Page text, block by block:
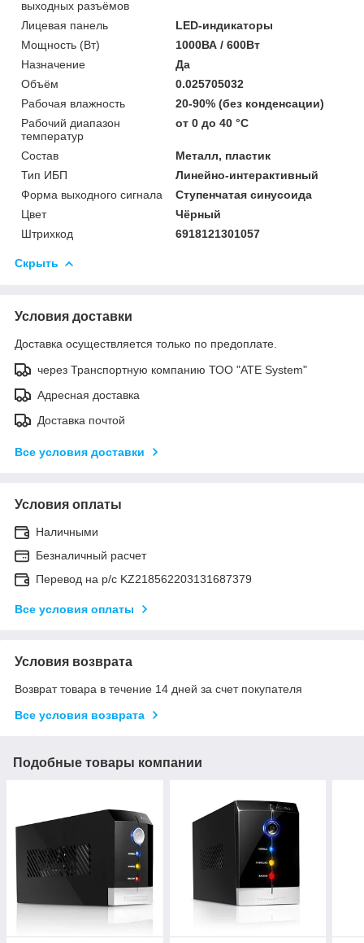
выходных разъёмов
Лицевая панель
LED-индикаторы
Мощность (Bт)
1000ВА / 600Вт
Назначение
Да
Объём
0.025705032
Рабочая влажность
20-90% (без конденсации)
Рабочий диапазон
температур
от 0 до 40 °С
Состав
Металл, пластик
Тип ИБП
Линейно-интерактивный
Форма выходного сигнала
Ступенчатая синусоида
Цвет
Чёрный
Штрихкод
6918121301057
Скрыть
Условия доставки
Доставка осуществляется только по предоплате.
через Транспортную компанию ТОО "ATE System"
Адресная доставка
Доставка почтой
Все условия доставки
Условия оплаты
Наличными
Безналичный расчет
Перевод на р/с KZ218562203131687379
Все условия оплаты
Условия возврата
Возврат товара в течение 14 дней за счет покупателя
Все условия возврата
Подобные товары компании